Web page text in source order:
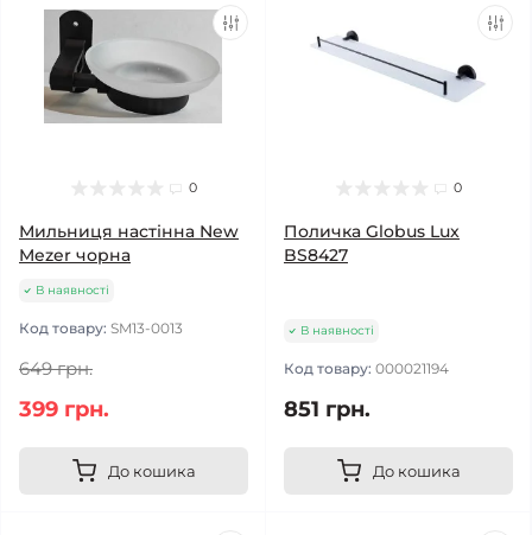
0
Мильниця настінна New
Mezer чорна
В наявності
Код товару: SM13-0013
649 грн.
399 грн.
До кошика
0
Поличка Globus Lux
BS8427
В наявності
Код товару: 000021194
851 грн.
До кошика